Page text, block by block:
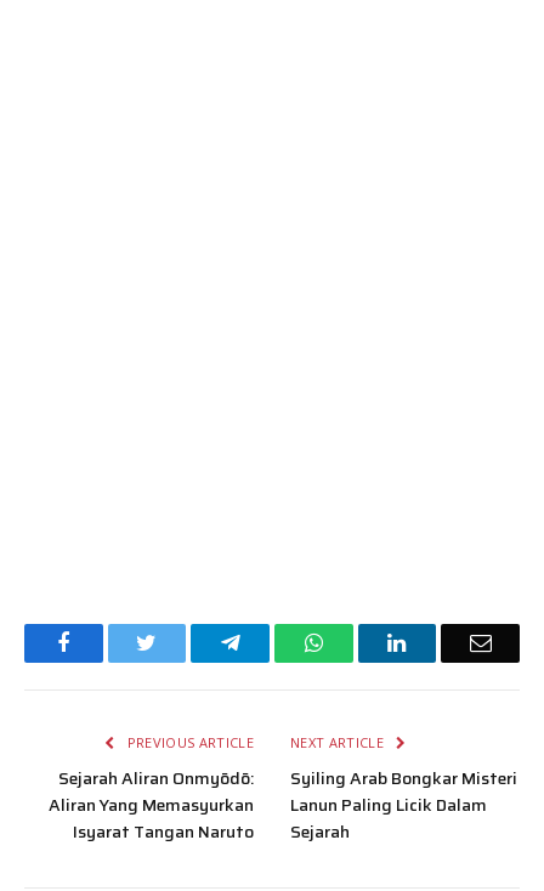
Facebook TelegramWhatsAppLinkedIn Email
PREVIOUS ARTICLE
Sejarah Aliran Onmyōdō:
Aliran Yang Memasyurkan
Isyarat Tangan Naruto
NEXT ARTICLE
Syiling Arab Bongkar Misteri
Lanun Paling Licik Dalam
Sejarah